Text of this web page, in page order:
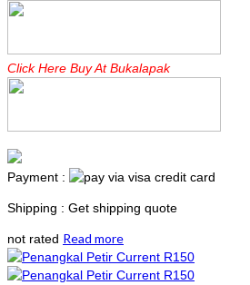
Click Here Buy At Bukalapak
Payment :
Shipping : Get shipping quote
not rated Read more